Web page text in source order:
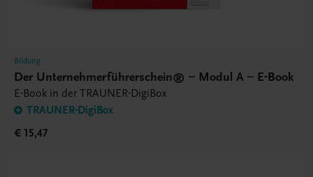
Bildung
Der Unternehmerführerschein® – Modul A – E-Book
E-Book in der TRAUNER-DigiBox
TRAUNER-DigiBox
€ 15,47